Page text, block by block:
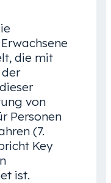
die mit
von
Personen
(7.
Key
ist.